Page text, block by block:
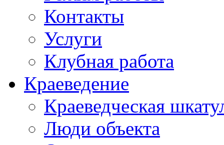
Контакты
Услуги
Клубная работа
Краеведение
Краеведческая
Люди объекта